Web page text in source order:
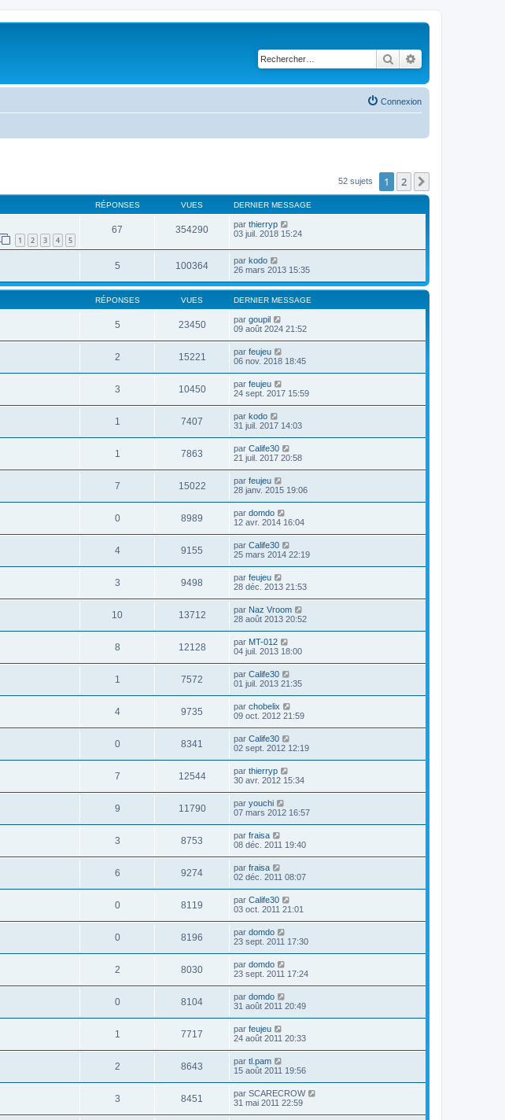
Rechercher
Connexion
52 sujets 1 2
RÉPONSES VUES DERNIER MESSAGE
1 2 3 4 5
67 354290 par thierryp
03 juil. 2018 15:24
5 100364 par kodo
26 mars 2013 15:35
RÉPONSES VUES DERNIER MESSAGE
5 23450 par goupil
09 août 2024 21:52
2 15221 par feujeu
06 nov. 2018 18:45
3 10450 par feujeu
24 sept. 2017 15:59
1 7407 par kodo
31 juil. 2017 14:03
1 7863 par Calife30
21 juil. 2017 20:58
7 15022 par feujeu
28 janv. 2015 19:06
0 8989 par domdo
12 avr. 2014 16:04
4 9155 par Calife30
25 mars 2014 22:19
3 9498 par feujeu
28 déc. 2013 21:53
10 13712 par Naz Vroom
28 août 2013 20:52
8 12128 par MT-012
04 juil. 2013 18:00
1 7572 par Calife30
01 juil. 2013 21:35
4 9735 par chobelix
09 oct. 2012 21:59
0 8341 par Calife30
02 sept. 2012 12:19
7 12544 par thierryp
30 avr. 2012 15:34
9 11790 par youchi
07 mars 2012 16:57
3 8753 par fraisa
08 déc. 2011 19:40
6 9274 par fraisa
02 déc. 2011 08:07
0 8119 par Calife30
03 oct. 2011 21:01
0 8196 par domdo
23 sept. 2011 17:30
2 8030 par domdo
23 sept. 2011 17:24
0 8104 par domdo
31 août 2011 20:49
1 7717 par feujeu
24 août 2011 20:33
2 8643 par tl.pam
15 août 2011 19:56
3 8451 par SCARECROW
31 mai 2011 22:59